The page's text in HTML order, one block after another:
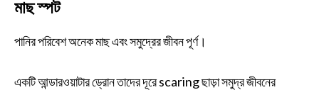
মাছ স্পট
পানির পরিবেশ অনেক মাছ এবং সমুদ্রের জীবন পূর্ণ।
একটি আন্ডারওয়াটার ড্রোন তাদের দূরে scaring ছাড়া সমুদ্র জীবনের